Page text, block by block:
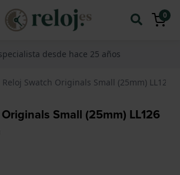
0
desde hace 25 años
Reloj Swatch Originals Small (25mm) LL126
Small (25mm) LL126